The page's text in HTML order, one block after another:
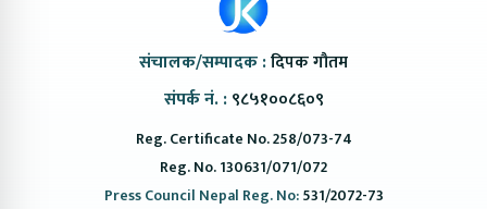
संचालक/सम्पादक :दिपक गौतम
संपर्क नं. : ९८५१००८६०९
Reg. Certificate No. 258/073-74
Reg. No. 130631/071/072
Press Council Nepal Reg. No:531/2072-73